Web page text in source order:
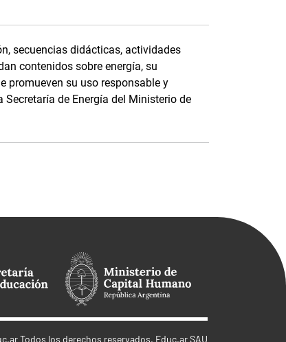
secuencias didácticas, actividades
contenidos sobre energía, su
promueven su uso responsable y
de Energía del Ministerio de
Todos los derechos reservados. Educ.ar SAU